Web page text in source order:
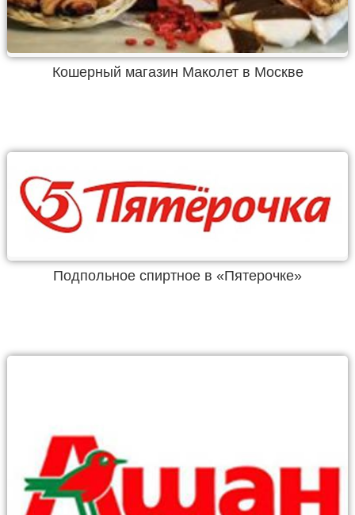
Кошерный магазин Маколет в Москве
Подпольное спиртное в «Пятерочке»